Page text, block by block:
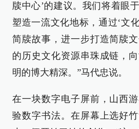
牍中心’的建议。我们将着眼
塑造一流文化地标，通过‘文
简牍故事，进一步打造简牍
的历史文化资源串珠成链，
明的博大精深。”马代忠说。
在一块数字电子屏前，山西
验数字书法。在屏幕上选好